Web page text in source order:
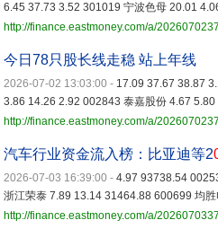
6.45 37.73 3.52 301019 宁波色母 20.01
http://finance.eastmoney.com/a/
今日78只股长线走稳 站上年线
2026-07-02 13:03:00 - 17.09 37.67 38.87
3.86 14.26 2.92 002843 泰嘉股份 4.67
http://finance.eastmoney.com/a/
汽车行业资金流入榜：比亚迪等2
2026-07-03 16:39:00 - 4.97 93738.54
浙江荣泰 7.89 13.14 31464.88 600699 均
http://finance.eastmoney.com/a/